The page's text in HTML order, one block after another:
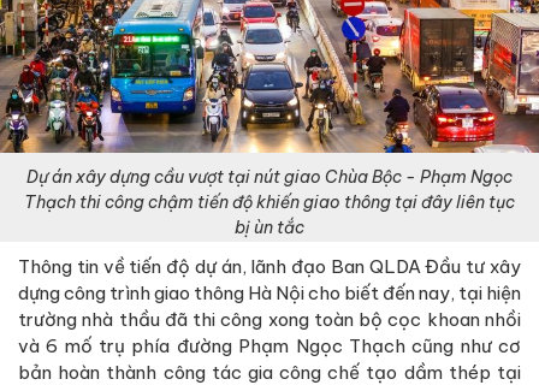
Dự án xây dựng cầu vượt tại nút giao Chùa Bộc - Phạm Ngọc
Thạch thi công chậm tiến độ khiến giao thông tại đây liên tục
bị ùn tắc
Thông tin về tiến độ dự án, lãnh đạo Ban QLDA Đầu tư xây
dựng công trình giao thông Hà Nội cho biết đến nay, tại hiện
trường nhà thầu đã thi công xong toàn bộ cọc khoan nhồi
và 6 mố trụ phía đường Phạm Ngọc Thạch cũng như cơ
bản hoàn thành công tác gia công chế tạo dầm thép tại